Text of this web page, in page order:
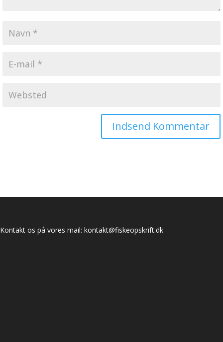
Kontakt os på vores mail: kontakt@fiskeopskrift.dk